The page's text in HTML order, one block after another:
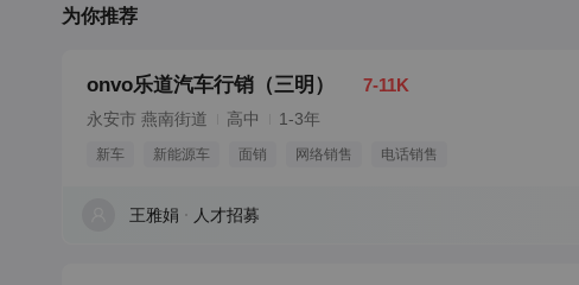
为你推荐
onvo乐道汽车行销（三明） 7-11K
永安市 燕南街道 高中 1-3年
新车 新能源车 面销 网络销售 电话销售
王雅娟 人才招募